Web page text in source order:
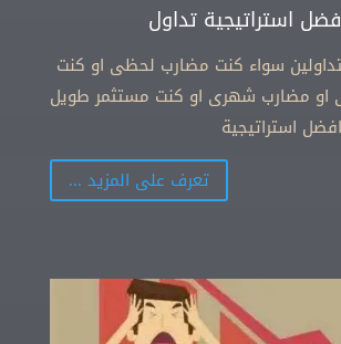
استراتيجية تداول
سواء كنت مضارب لحظى او كنت
او مضارب شهرى او كنت مستثمر طويل
استراتيجية
تعرف على المزيد ...